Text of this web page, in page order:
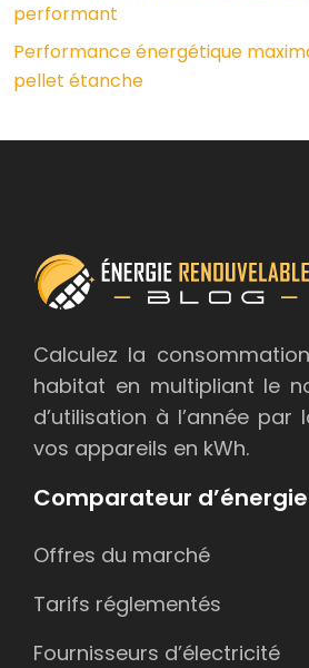
performant
Performance énergétique
pellet étanche
Calculez la consommation
habitat en multipliant le
d’utilisation à l’année par
vos appareils en kWh.
Comparateur d’énergie
Offres du marché
Tarifs réglementés
Fournisseurs d’électricité